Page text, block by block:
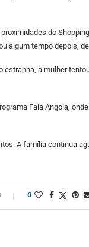
do
algum tempo depois,
a mulher
Fala Angola,
A família continua
0